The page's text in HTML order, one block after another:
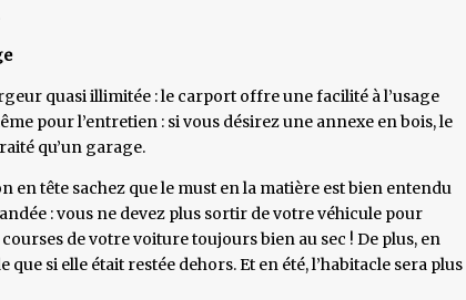
quasi illimitée : le carport offre une facilité à l’usage
pour l’entretien : si vous désirez une annexe en bois, le
qu’un garage.
en tête sachez que le must en la matière est bien entendu
: vous ne devez plus sortir de votre véhicule pour
de votre voiture toujours bien au sec ! De plus, en
si elle était restée dehors. Et en été, l’habitacle sera plus